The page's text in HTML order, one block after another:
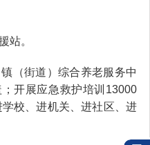
站。
街道）综合养老服务中
开展应急救护培训13000
学校、进机关、进社区、进